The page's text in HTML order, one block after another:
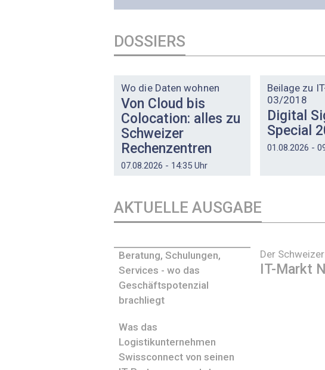
DOSSIERS
Wo die Daten wohnen
Von Cloud bis
Colocation: alles zu
Schweizer
Rechenzentren
07.08.2026 - 14:35 Uhr
Beilage zu
03/2018
Digital
Special
01.08.2026 -
AKTUELLE AUSGABE
Der
IT-Markt
Beratung, Schulungen,
Services - wo das
Geschäftspotenzial
brachliegt
Was das
Logistikunternehmen
Swissconnect von seinen